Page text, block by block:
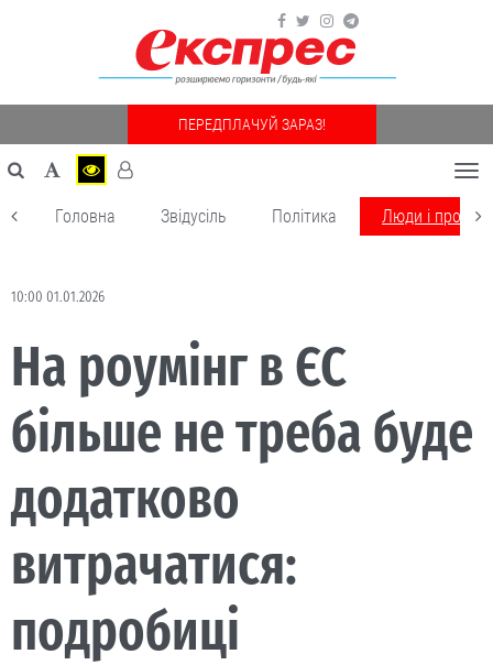
ПЕРЕДПЛАЧУЙ ЗАРАЗ!
Головна Звідусіль Політика Люди і
10:00 01.01.2026
На роумінг в ЄС
більше не треба буде
додатково
витрачатися:
подробиці